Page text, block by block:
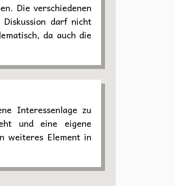
Die verschiedenen
darf nicht
da auch die
Interessenlage zu
und eine eigene
weiteres Element in